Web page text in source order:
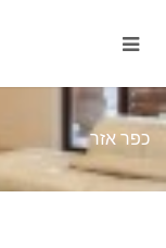
כפר אזר